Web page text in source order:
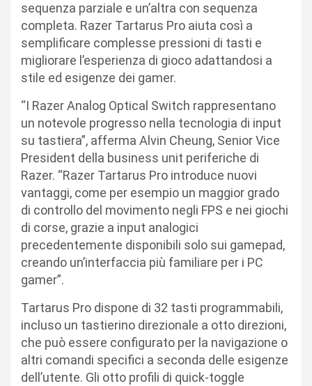
sequenza parziale e un’altra con sequenza
completa. Razer Tartarus Pro aiuta così a
semplificare complesse pressioni di tasti e
migliorare l’esperienza di gioco adattandosi a
stile ed esigenze dei gamer.
“I Razer Analog Optical Switch rappresentano
un notevole progresso nella tecnologia di input
su tastiera”, afferma Alvin Cheung, Senior Vice
President della business unit periferiche di
Razer. “Razer Tartarus Pro introduce nuovi
vantaggi, come per esempio un maggior grado
di controllo del movimento negli FPS e nei giochi
di corse, grazie a input analogici
precedentemente disponibili solo sui gamepad,
creando un’interfaccia più familiare per i PC
gamer”.
Tartarus Pro dispone di 32 tasti programmabili,
incluso un tastierino direzionale a otto direzioni,
che può essere configurato per la navigazione o
altri comandi specifici a seconda delle esigenze
dell’utente. Gli otto profili di quick-toggle